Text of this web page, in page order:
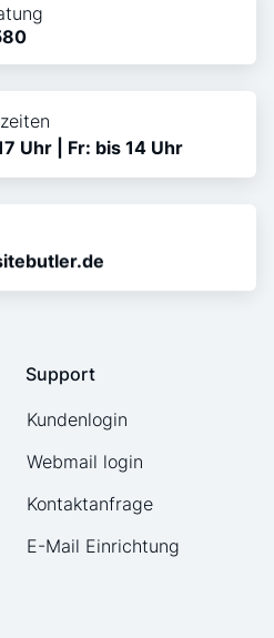
Uhr | Fr: bis 14 Uhr
Support
Kundenlogin
Webmail login
Kontaktanfrage
E-Mail Einrichtung